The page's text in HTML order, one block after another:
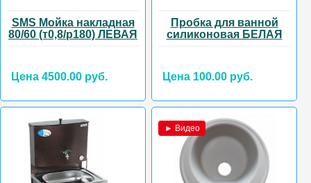
SMS Мойка накладная
80/60 (т0,8/р180) ЛЕВАЯ
Цена 4500.00 руб.
Пробка для ванной
силиконовая БЕЛАЯ
Цена 100.00 руб.
► Видео